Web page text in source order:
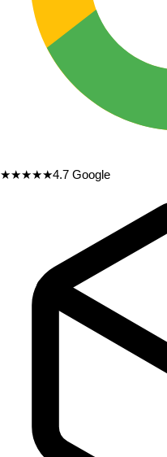
★★★★★4.7 Google